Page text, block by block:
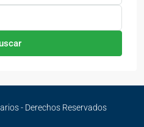
- Derechos Reservados